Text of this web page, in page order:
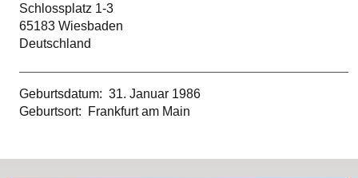
Schlossplatz 1-3
65183 Wiesbaden
Deutschland
Geburtsdatum
31. Januar 1986
Geburtsort
Frankfurt am Main